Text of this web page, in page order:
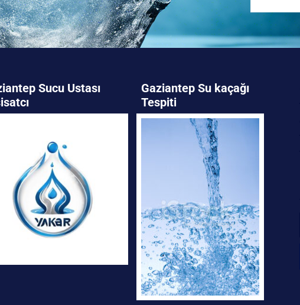
Sucu Ustası
Gaziantep Su kaçağı
Tespiti